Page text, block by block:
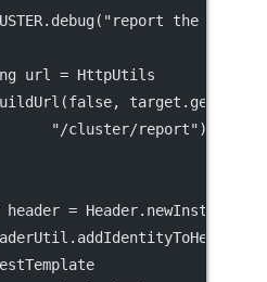
the
url = HttpUtils
"/cluster/report");
header =